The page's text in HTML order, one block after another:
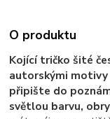
O produktu
Kojící tričko šité
autorskými motivy
připište do
světlou barvu,